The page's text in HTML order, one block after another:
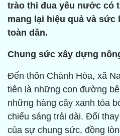
trào thi đua yêu nước có
mang lại hiệu quả và sức
toàn dân.
Chung sức xây dựng
Đến thôn Chánh Hòa, xã
tiên là những con đường
những hàng cây xanh tỏa
chiếu sáng trải dài. Đổi
của sự chung sức, đồng